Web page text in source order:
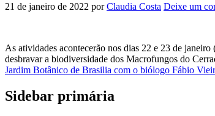
21 de janeiro de 2022 porClaudia Costa Deixe um
As atividades acontecerão nos dias 22 e 23 de
desbravar a biodiversidade dos Macrofungos do
Jardim Botânico de Brasilia com o biólogo Fábio
Sidebar primária